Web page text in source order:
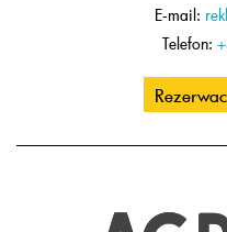
E-mail:
Telefon: